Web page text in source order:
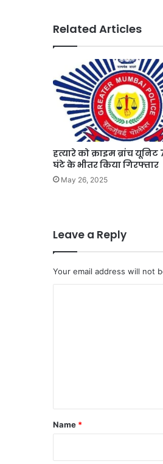
Related Articles
हत्यारे को क्राइम ब्रांच यूनिट
घंटे के भीतर किया गिरफ्तार
May 26, 2025
Leave a Reply
Your email address will not
*
Name *